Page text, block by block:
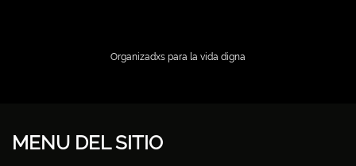
Organizadxs para la vida digna
MENU DEL SITIO